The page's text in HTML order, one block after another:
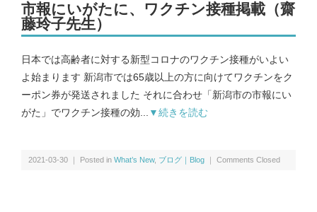
市報にいがたに、ワクチン接種掲載（齋
藤玲子先生）
日本では高齢者に対する新型コロナのワクチン接種がいよい
よ始まります 新潟市では65歳以上の方に向けてワクチンをク
ーポン券が発送されました それに合わせ「新潟市の市報にい
がた」でワクチン接種の効...
▼続きを読む
2021-03-30 ｜ Posted in What’s New, ブログ｜Blog ｜ Comments Closed